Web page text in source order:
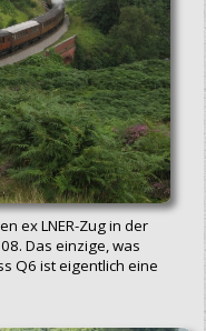
ex LNER-Zug in der
Das einzige, was
Q6 ist eigentlich eine